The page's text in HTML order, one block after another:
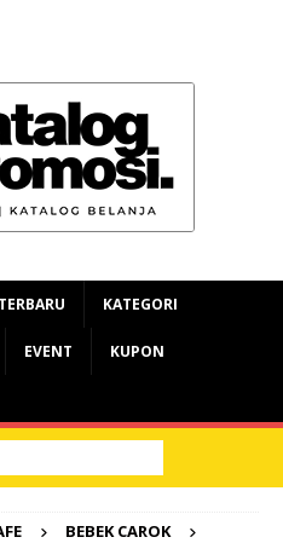
TERBARU KATEGORI
EVENT KUPON
BEBEK CAROK